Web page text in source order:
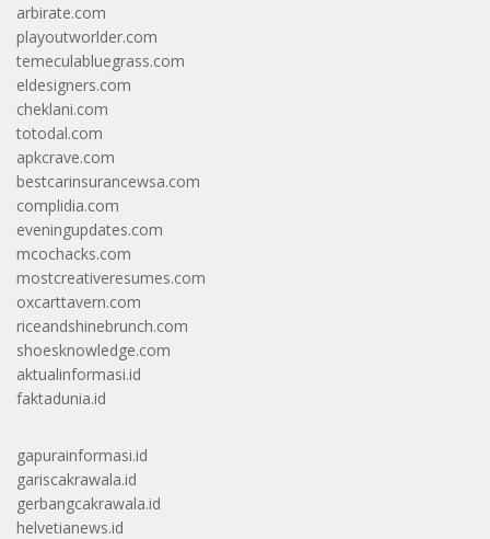
arbirate.com
playoutworlder.com
temeculabluegrass.com
eldesigners.com
cheklani.com
totodal.com
apkcrave.com
bestcarinsurancewsa.com
complidia.com
eveningupdates.com
mcochacks.com
mostcreativeresumes.com
oxcarttavern.com
riceandshinebrunch.com
shoesknowledge.com
aktualinformasi.id
faktadunia.id
gapurainformasi.id
gariscakrawala.id
gerbangcakrawala.id
helvetianews.id